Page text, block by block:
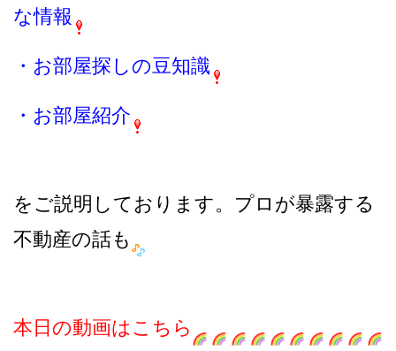
な情報
・お部屋探しの豆知識
・お部屋紹介
をご説明しております。プロが暴露する
不動産の話も
本日の動画はこちら